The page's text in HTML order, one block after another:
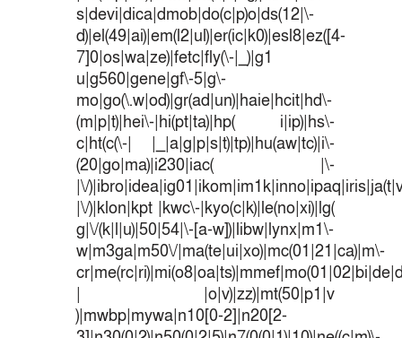
s|devi|dica|dmob|do(c|p)o|ds(12|\-
d)|el(49|ai)|em(l2|ul)|er(ic|k0)|esl8|ez([4-
7]0|os|wa|ze)|fetc|fly(\-|_)|g1
u|g560|gene|gf\-5|g\-
mo|go(\.w|od)|gr(ad|un)|haie|hcit|hd\-
(m|p|t)|hei\-|hi(pt|ta)|hp( i|ip)|hs\-
c|ht(c(\-| |_|a|g|p|s|t)|tp)|hu(aw|tc)|i\-
(20|go|ma)|i230|iac( |\-
|\/
|\/)|klon|kpt |kwc\-|kyo(c|k)|le(no|xi)|lg(
g|\/(k|l|u)|50|54|\-[a-w])|libw|lynx|m1\-
w|m3ga|m50\/|ma(te|ui|xo)|mc(01|21|ca)|m\-
| |o|v)|zz)|mt(50|p1|v
)|mwbp|mywa|n10[0-2]|n20[2-